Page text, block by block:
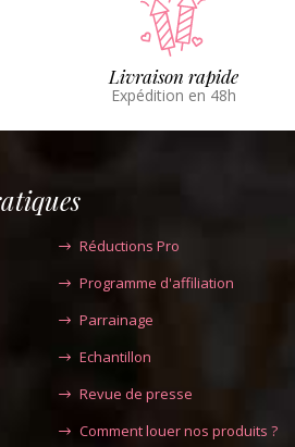
Livraison rapide
Expédition en 48h
Réductions Pro
Programme d'affiliation
Parrainage
Echantillon
Revue de presse
Comment louer nos produits ?